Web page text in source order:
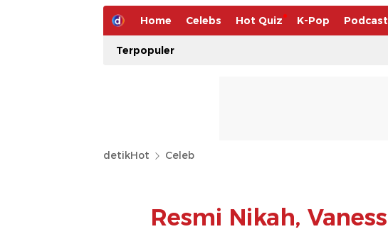
Home Celebs Hot Quiz K-Pop
Terpopuler
detikHot Celeb
Resmi Nikah,